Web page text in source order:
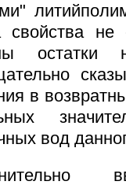
свойства не
в
вод